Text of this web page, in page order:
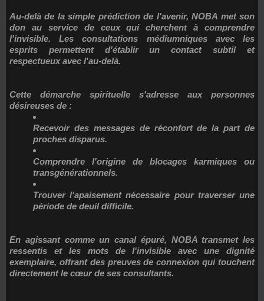
Au-delà de la simple prédiction de l'avenir, NOBA met son
don au service de ceux qui cherchent à comprendre
l'invisible. Lesconsultations médiumniques avec les
esprits permettent d'établir un contact subtil et
respectueux avec l'au-delà.
Cette démarche spirituelle s'adresse aux personnes
désireuses de :
Recevoir des messages de réconfort de la part de
proches disparus.
Comprendre l'origine de blocages karmiques ou
transgénérationnels.
Trouver l'apaisement nécessaire pour traverser une
période de deuil difficile.
En agissant comme un canal épuré, NOBA transmet les
ressentis et les mots de l'invisible avec une dignité
exemplaire, offrant des preuves de connexion qui touchent
directement le cœur de ses consultants.